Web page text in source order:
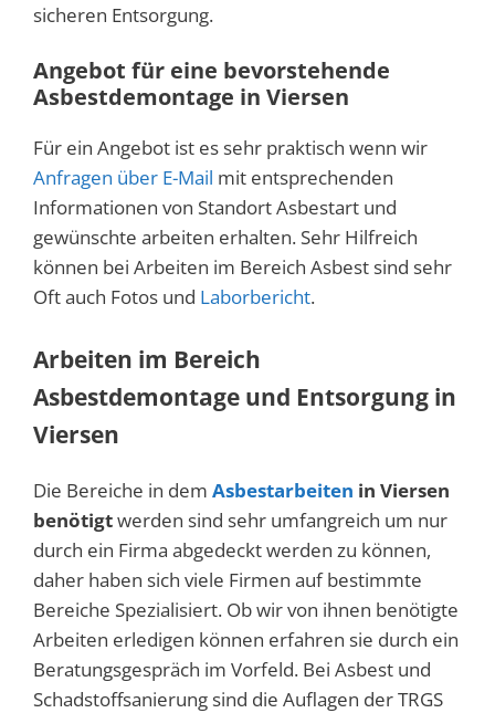
sicheren Entsorgung.
Angebot für eine bevorstehende
Asbestdemontage in Viersen
Für ein Angebot ist es sehr praktisch wenn wir
Anfragen über E-Mail mit entsprechenden
Informationen von Standort Asbestart und
gewünschte arbeiten erhalten. Sehr Hilfreich
können bei Arbeiten im Bereich Asbest sind sehr
Oft auch Fotos und Laborbericht.
Arbeiten im Bereich
Asbestdemontage und Entsorgung in
Viersen
Die Bereiche in dem Asbestarbeiten in Viersen
benötigtwerden sind sehr umfangreich um nur
durch ein Firma abgedeckt werden zu können,
daher haben sich viele Firmen auf bestimmte
Bereiche Spezialisiert. Ob wir von ihnen benötigte
Arbeiten erledigen können erfahren sie durch ein
Beratungsgespräch im Vorfeld. Bei Asbest und
Schadstoffsanierung sind die Auflagen der TRGS